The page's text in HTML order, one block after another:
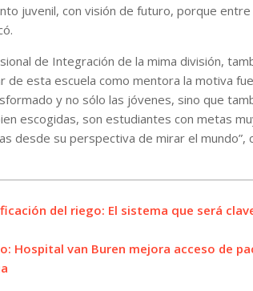
juvenil, con visión de futuro, porque
de Integración de la mima división,
de esta escuela como mentora la motiva
y no sólo las jóvenes, sino que
escogidas, son estudiantes con metas
desde su perspectiva de mirar el mundo”,
del riego: El sistema que será
Hospital van Buren mejora acceso de